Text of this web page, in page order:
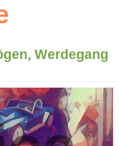
Werdegang